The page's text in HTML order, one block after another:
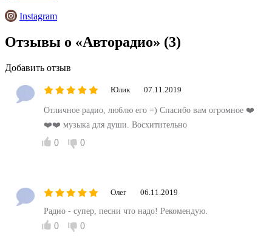
Instagram
Отзывы о «Авторадио» (3)
Добавить отзыв
Юлик 07.11.2019
Отличное радио, люблю его =) Спасибо вам огромное ❤️
❤️❤️ музыка для души. Восхитительно
0 0
Олег 06.11.2019
Радио - супер, песни что надо! Рекомендую.
0 0